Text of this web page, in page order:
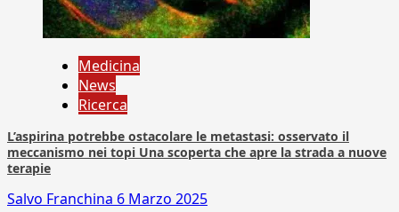
Medicina
News
Ricerca
L’aspirina potrebbe ostacolare le metastasi: osservato il
meccanismo nei topi Una scoperta che apre la strada a nuove
terapie
Salvo Franchina 6 Marzo 2025